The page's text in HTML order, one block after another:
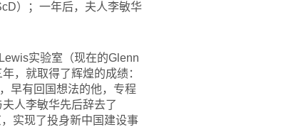
）；一年后，夫人李敏华
实验室（现在的Glenn
，就取得了辉煌的成绩：
早有回国想法的他，专程
人李敏华先后辞去了
实现了投身新中国建设事